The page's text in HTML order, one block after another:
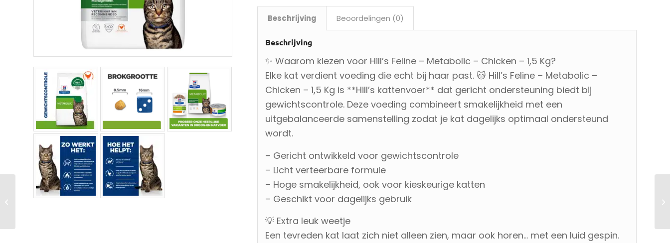
Beschrijving Beoordelingen (0)
Beschrijving
✨ Waarom kiezen voor Hill’s Feline – Metabolic – Chicken – 1,5 Kg?
Elke kat verdient voeding die echt bij haar past. 🐱 Hill’s Feline – Metabolic –
Chicken – 1,5 Kg is **Hill’s kattenvoer** dat gericht ondersteuning biedt bij
gewichtscontrole. Deze voeding combineert smakelijkheid met een
uitgebalanceerde samenstelling zodat je kat dagelijks optimaal ondersteund
wordt.
– Gericht ontwikkeld voor gewichtscontrole
– Licht verteerbare formule
– Hoge smakelijkheid, ook voor kieskeurige katten
– Geschikt voor dagelijks gebruik
💡 Extra leuk weetje
Een tevreden kat laat zich niet alleen zien, maar ook horen… met een luid gespin.
Hi Fel Mature Adult –
Sp – Chicken – 6 X